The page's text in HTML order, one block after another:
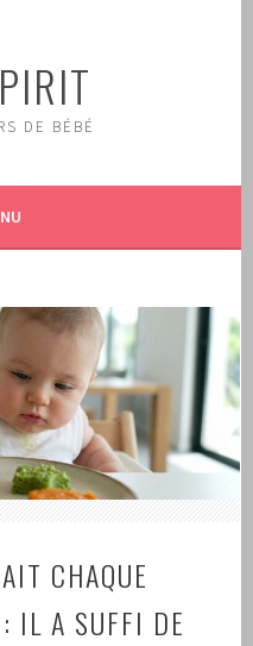
DE BÉBÉ
CHAQUE
IL A SUFFI DE